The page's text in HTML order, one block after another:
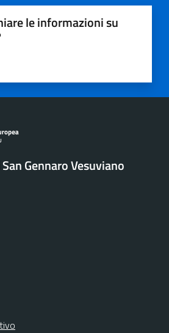
le informazioni su
5 stelle su 5
stelle su 5
su 5
5
Gennaro Vesuviano